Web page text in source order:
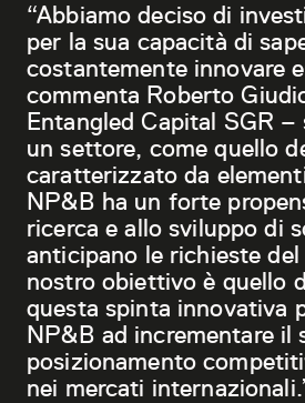
“Abbiamo deciso di
per la sua capacità di
costantemente innovare
commenta Roberto
Entangled Capital SGR
un settore, come quello
caratterizzato da
NP&B ha un forte
ricerca e allo sviluppo di
anticipano le richieste
nostro obiettivo è quello
questa spinta innovativa
NP&B ad incrementare il
posizionamento
nei mercati